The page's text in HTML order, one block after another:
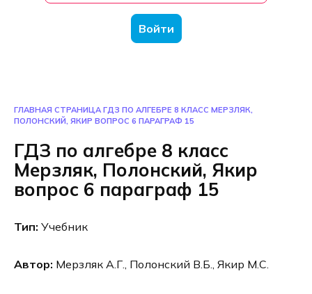
Войти
ГЛАВНАЯ СТРАНИЦА ГДЗ ПО АЛГЕБРЕ 8 КЛАСС МЕРЗЛЯК,
ПОЛОНСКИЙ, ЯКИР ВОПРОС 6 ПАРАГРАФ 15
ГДЗ по алгебре 8 класс
Мерзляк, Полонский, Якир
вопрос 6 параграф 15
Тип: Учебник
Автор: Мерзляк А.Г., Полонский В.Б., Якир М.С.